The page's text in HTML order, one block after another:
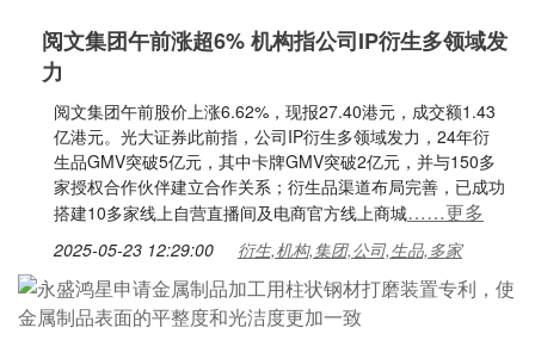
阅文集团午前涨超6% 机构指公司IP衍生多领域发
力
阅文集团午前股价上涨6.62%，现报27.40港元，成交额1.43
亿港元。光大证券此前指，公司IP衍生多领域发力，24年衍
生品GMV突破5亿元，其中卡牌GMV突破2亿元，并与150多
家授权合作伙伴建立合作关系；衍生品渠道布局完善，已成功
搭建10多家线上自营直播间及电商官方线上商城……更多
2025-05-23 12:29:00 衍生,机构,集团,公司,生品,多家